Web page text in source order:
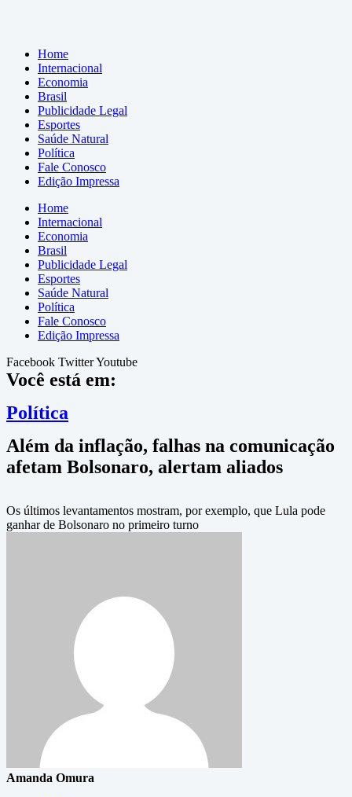
Home
Internacional
Economia
Brasil
Publicidade Legal
Esportes
Saúde Natural
Política
Fale Conosco
Edição Impressa
Home
Internacional
Economia
Brasil
Publicidade Legal
Esportes
Saúde Natural
Política
Fale Conosco
Edição Impressa
Facebook TwitterYoutube
Você está em:
Política
Além da inflação, falhas na comunicação
afetam Bolsonaro, alertam aliados
Os últimos levantamentos mostram, por exemplo, que Lula pode
ganhar de Bolsonaro no primeiro turno
Amanda Omura